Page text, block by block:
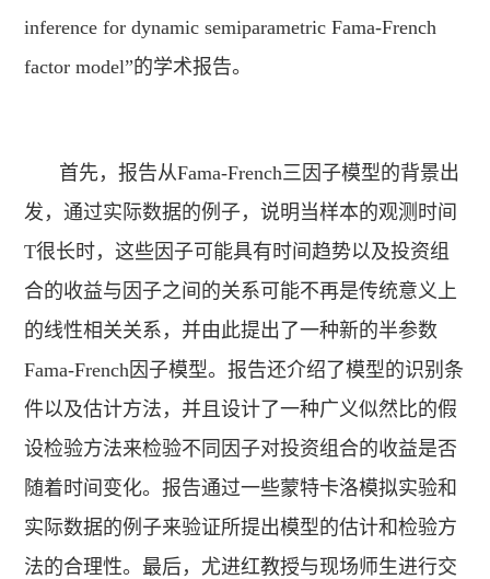
inference for dynamic semiparametric Fama-French
factor model”的学术报告。
首先，报告从Fama-French三因子模型的背景出
发，通过实际数据的例子，说明当样本的观测时间
T很长时，这些因子可能具有时间趋势以及投资组
合的收益与因子之间的关系可能不再是传统意义上
的线性相关关系，并由此提出了一种新的半参数
Fama-French因子模型。报告还介绍了模型的识别条
件以及估计方法，并且设计了一种广义似然比的假
设检验方法来检验不同因子对投资组合的收益是否
随着时间变化。报告通过一些蒙特卡洛模拟实验和
实际数据的例子来验证所提出模型的估计和检验方
法的合理性。最后，尤进红教授与现场师生进行交